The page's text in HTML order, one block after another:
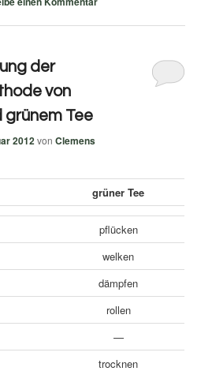
der
von
grünem Tee
2012 vonClemens
grüner Tee
pflücken
welken
dämpfen
rollen
—
trocknen